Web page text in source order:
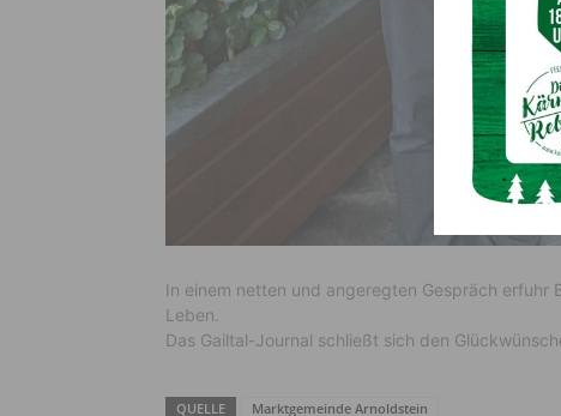
In einem netten und angeregten Gespräch
Leben.
Das Gailtal-Journal schließt sich den
QUELLE Marktgemeinde Arnoldstein